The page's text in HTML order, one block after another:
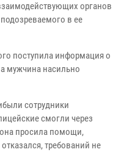
органов
в ее
поступила информация о
мужчина насильно
сотрудники
смогли через
просила помощи,
требований не